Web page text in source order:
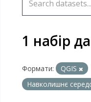
1 набір
Формати: QGIS
Навколишнє